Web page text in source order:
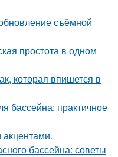
съёмной
простота в одном
которая впишется в
бассейна: практичное
бассейна: советы